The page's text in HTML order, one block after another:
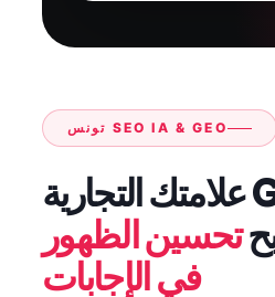
SEO IA & GEO تونس
يساعد GEO علامتك التجارية
تحسين الظهور
في الإجابات